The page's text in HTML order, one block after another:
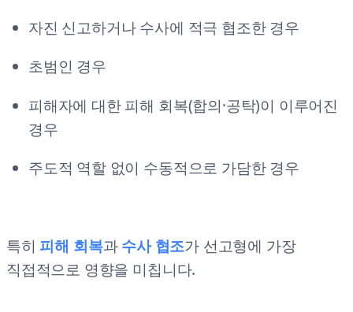
자진 신고하거나 수사에 적극 협조한 경우
초범인 경우
피해자에 대한 피해 회복(합의·공탁)이 이루어진
경우
주도적 역할 없이 수동적으로 가담한 경우
특히 피해 회복과수사 협조가 선고형에 가장
직접적으로 영향을 미칩니다.